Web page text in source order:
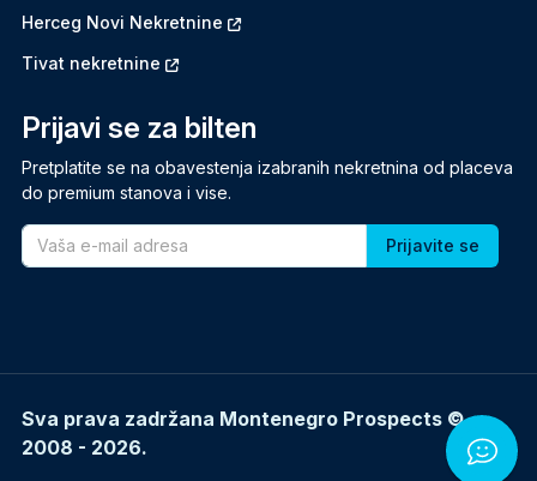
Herceg Novi Nekretnine
Tivat nekretnine
Prijavi se za bilten
Pretplatite se na obavestenja izabranih nekretnina od placeva
do premium stanova i vise.
Email
Sva prava zadržana Montenegro Prospects ©
2008 - 2026.